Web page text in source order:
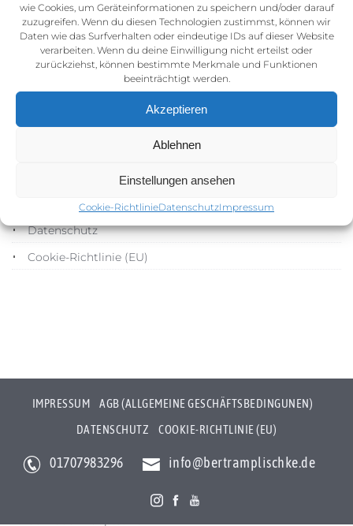
wie Cookies, um Geräteinformationen zu speichern und/oder darauf
zuzugreifen. Wenn du diesen Technologien zustimmst, können wir
Daten wie das Surfverhalten oder eindeutige IDs auf dieser Website
verarbeiten. Wenn du deine Einwilligung nicht erteilst oder
zurückziehst, können bestimmte Merkmale und Funktionen
beeinträchtigt werden.
Akzeptieren
Ablehnen
Einstellungen ansehen
Cookie-RichtlinieDatenschutzImpressum
30. August 2014
Kategorie:
AGB (Allgemeine Geschäftsbedingunen)
Datenschutz
Cookie-Richtlinie (EU)
IMPRESSUM
AGB (ALLGEMEINE GESCHÄFTSBEDINGUNEN)
DATENSCHUTZ
COOKIE-RICHTLINIE (EU)
01707983296 info@bertramplischke.de
Bertram Plischke Individualfotografie